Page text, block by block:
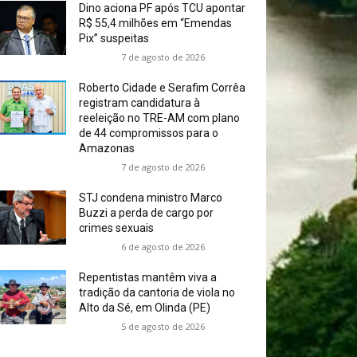
Dino aciona PF após TCU apontar
R$ 55,4 milhões em “Emendas
Pix” suspeitas
7 de agosto de 2026
Roberto Cidade e Serafim Corrêa
registram candidatura à
reeleição no TRE-AM com plano
de 44 compromissos para o
Amazonas
7 de agosto de 2026
STJ condena ministro Marco
Buzzi a perda de cargo por
crimes sexuais
6 de agosto de 2026
Repentistas mantêm viva a
tradição da cantoria de viola no
Alto da Sé, em Olinda (PE)
5 de agosto de 2026